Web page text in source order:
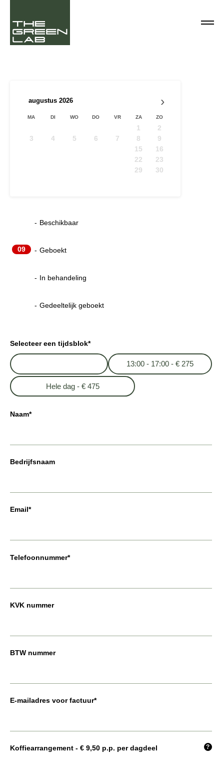
›
augustus 2026
MA DI WO DO VR ZA ZO
1
2
3
4 5 6 7 8
9
15
16
22
23
29
30
- Beschikbaar
09 - Geboekt
- In behandeling
- Gedeeltelijk geboekt
Selecteer een tijdsblok*
13:00 - 17:00 - € 275
Hele dag - € 475
Naam*
Bedrijfsnaam
Email*
Telefoonnummer*
KVK nummer
BTW nummer
E-mailadres voor factuur*
Koffiearrangement - € 9,50 p.p. per dagdeel ?